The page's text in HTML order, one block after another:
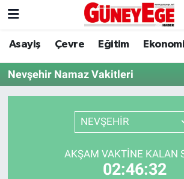
Asayiş Çevre Eğitim Ekonomi
Nevşehir Namaz Vakitleri
NEVŞEHİR
AKŞAM VAKTINE KALAN
02:46:32
Asayiş
Çevre
İstanbul Hava Durumu
İstanbul Trafik Yoğunluk Haritası
Son Dakika Haberleri